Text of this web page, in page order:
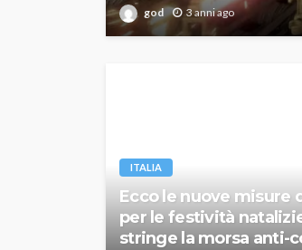
god 3 anni ago
ITALIA
Ecco le nuove misure
per le festività
stringe la morsa anti-